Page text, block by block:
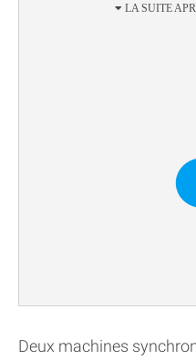
Deux machines